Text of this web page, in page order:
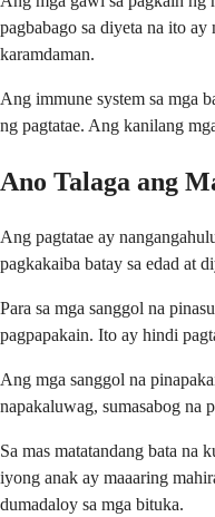
pagbabago sa diyeta na ito
karamdaman.
Ang immune system sa mga
ng pagtatae. Ang kanilang
Ano Talaga ang
Ang pagtatae ay
pagkakaiba batay sa edad at
Para sa mga sanggol na
pagpapakain. Ito ay hindi
Ang mga sanggol na
napakaluwag, sumasabog na
Sa mas matatandang bata
iyong anak ay maaaring
dumadaloy sa mga bituka.